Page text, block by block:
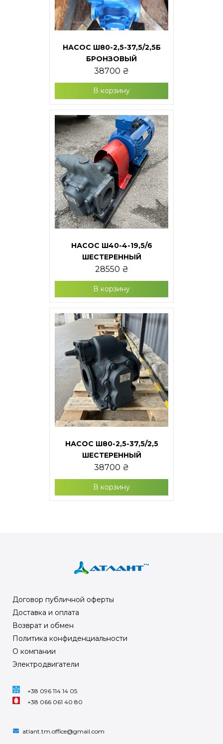
НАСОС Ш80-2,5-37,5/2,5Б
БРОНЗОВЫЙ
38700 ₴
В корзину
НАСОС Ш40-4-19,5/6
ШЕСТЕРЕННЫЙ
28550 ₴
В корзину
НАСОС Ш80-2,5-37,5/2,5
ШЕСТЕРЕННЫЙ
38700 ₴
В корзину
Договор публичной оферты
Доставка и оплата
Возврат и обмен
Политика конфиденциальности
О компании
Электродвигатели
+38 096 114 14 05
+38 066 061 40 80
atlant.tm.office@gmail.com